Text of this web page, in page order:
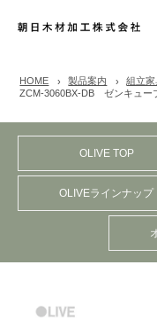
HOME 製品案内 組立
ZCM-3060BX-DB ゼンキュー
OLIVE TOP
OLIVEラインナップ